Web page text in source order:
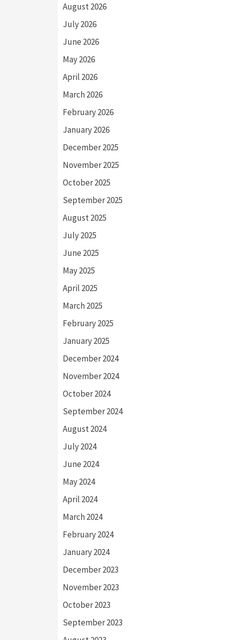
August 2026
July 2026
June 2026
May 2026
April 2026
March 2026
February 2026
January 2026
December 2025
November 2025
October 2025
September 2025
August 2025
July 2025
June 2025
May 2025
April 2025
March 2025
February 2025
January 2025
December 2024
November 2024
October 2024
September 2024
August 2024
July 2024
June 2024
May 2024
April 2024
March 2024
February 2024
January 2024
December 2023
November 2023
October 2023
September 2023